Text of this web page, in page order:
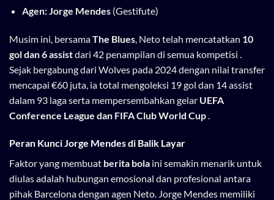
Agen: Jorge Mendes(Gestifute)
Musim ini, bersamaThe Blues , Neto telah mencatatkan 10
gol dan 6 assistdari 42 penampilan di semua kompetisi .
Sejak bergabung dari Wolves pada 2024 dengan nilai transfer
mencapai €60 juta, ia total mengoleksi 19 gol dan 14 assist
dalam 93 laga serta mempersembahkan gelar UEFA
Conference League dan FIFA Club World Cup
Peran Kunci Jorge Mendes di Balik Layar
Faktor yang membuat berita bola ini semakin menarik untuk
diulas adalah hubungan emosional dan profesional antara
pihak Barcelona dengan agen Neto. Jorge Mendes memiliki